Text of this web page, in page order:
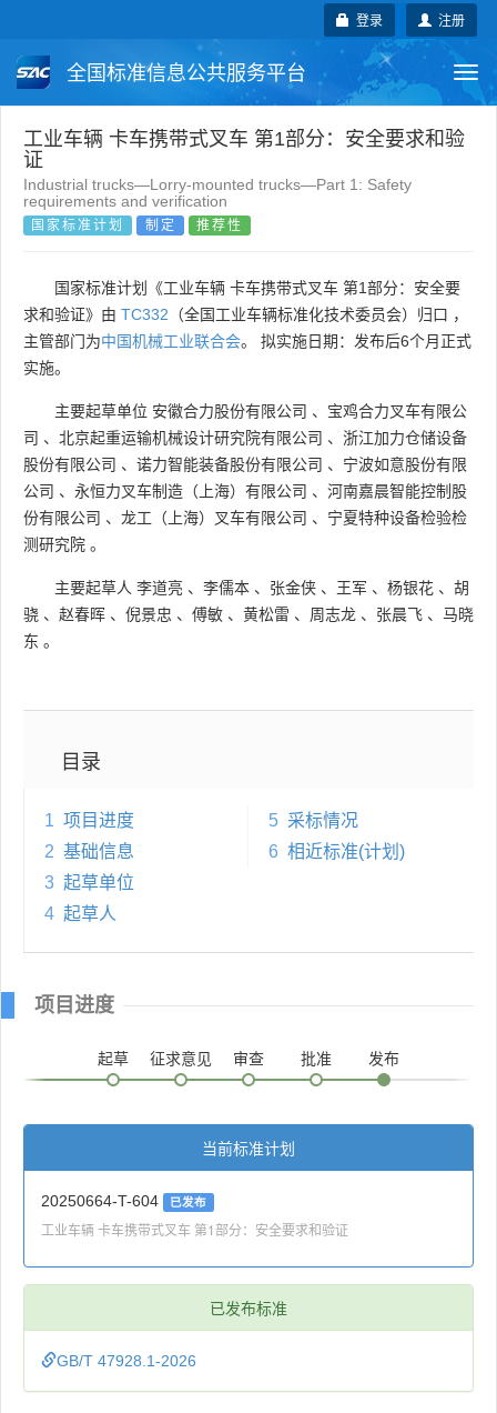
注册
登录
全国标准信息公共服务平台
国家标准 行业标准 地方标准
团体标准 企业标准 国际标准
工业车辆 卡车携带式叉车 第1部分：安全要求和验
证
Industrial trucks—Lorry-mounted trucks—Part 1: Safety
requirements and verification
国家标准计划 制定 推荐性
国家标准计划《工业车辆 卡车携带式叉车 第1部分：安全要
求和验证》由 TC332 （全国工业车辆标准化技术委员会）归口 ，
主管部门为中国机械工业联合会。 拟实施日期：发布后6个月正式
实施。
主要起草单位 安徽合力股份有限公司 、 宝鸡合力叉车有限公
司 、 北京起重运输机械设计研究院有限公司 、 浙江加力仓储设备
股份有限公司 、 诺力智能装备股份有限公司 、 宁波如意股份有限
公司 、 永恒力叉车制造（上海）有限公司 、 河南嘉晨智能控制股
份有限公司 、 龙工（上海）叉车有限公司 、 宁夏特种设备检验检
测研究院 。
主要起草人 李道亮 、 李儒本 、 张金侠 、 王军 、 杨银花 、 胡
骁 、 赵春晖 、 倪景忠 、 傅敏 、 黄松雷 、 周志龙 、 张晨飞 、 马晓
东 。
目录
1 项目进度
2 基础信息
3 起草单位
4 起草人
5 采标情况
6 相近标准(计划)
项目进度
起草 征求意见 审查 批准 发布
当前标准计划
20250664-T-604 已发布
工业车辆 卡车携带式叉车 第1部分：安全要求和验证
已发布标准
GB/T 47928.1-2026